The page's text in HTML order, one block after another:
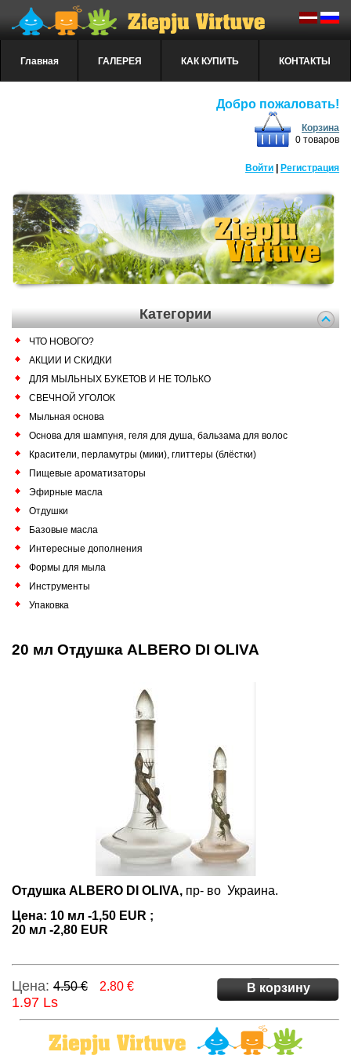
Главная ГАЛЕРЕЯ КАК КУПИТЬ КОНТАКТЫ
Добро пожаловать!
Корзина
0 товаров
Войти Регистрация
Категории
ЧТО НОВОГО?
АКЦИИ И СКИДКИ
ДЛЯ МЫЛЬНЫХ БУКЕТОВ И НЕ ТОЛЬКО
СВЕЧНОЙ УГОЛОК
Мыльная основа
Основа для шампуня, геля для душа, бальзама для волос
Красители, перламутры (мики), глиттеры (блёстки)
Пищевые ароматизаторы
Эфирные масла
Отдушки
Базовые масла
Интересные дополнения
Формы для мыла
Инструменты
Упаковка
20 мл Отдушка ALBERO DI OLIVA
Отдушка ALBERO DI OLIVA, пр- во Украина.
Цена: 10 мл -1,50 EUR ;
20 мл -2,80 EUR
Цена: 4.50 € 2.80 €
1.97 Ls
В корзину